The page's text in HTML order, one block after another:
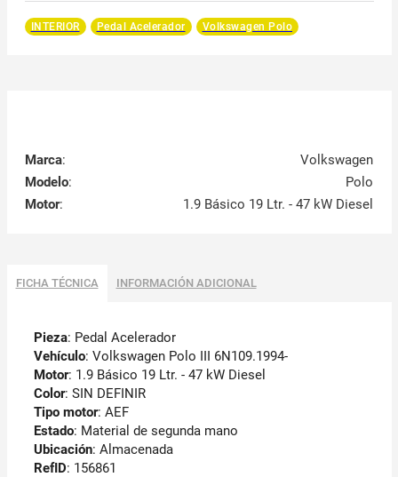
INTERIOR Pedal Acelerador Volkswagen Polo
Marca:
Volkswagen
Modelo:
Polo
Motor: 1.9 Básico 19 Ltr. - 47 kW Diesel
FICHA TÉCNICA INFORMACIÓN ADICIONAL
Pieza: Pedal Acelerador
Vehículo: Volkswagen Polo III 6N109.1994-
Motor: 1.9 Básico 19 Ltr. - 47 kW Diesel
Color: SIN DEFINIR
Tipo motor: AEF
Estado: Material de segunda mano
Ubicación: Almacenada
RefID: 156861